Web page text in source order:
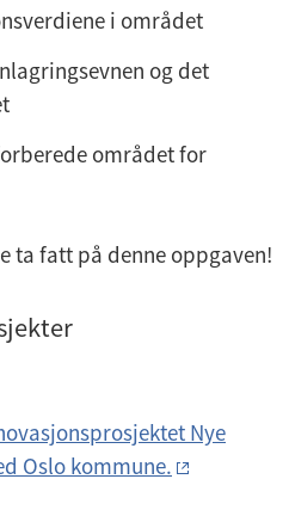
i området
og det
området for
ta fatt på denne oppgaven!
Nye
Oslo kommune.